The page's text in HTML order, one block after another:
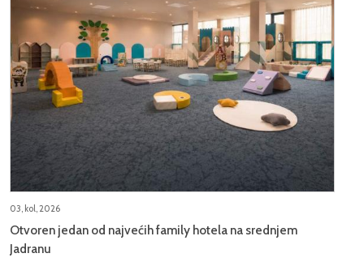
03, kol, 2026
Otvoren jedan od najvećih family hotela na srednjem
Jadranu